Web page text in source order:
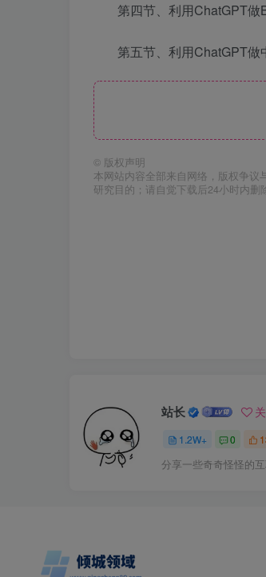
第四节、利用ChatGPT做
第五节、利用ChatGPT做
© 版权声明
本网站内容全部来自网络，版权争
研究目的；请自觉下载后24小时内删
站长
1.2W+ 0
分享一些奇奇怪怪的